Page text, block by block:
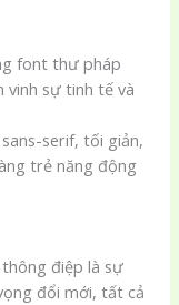
font thư pháp
vinh sự tinh tế và
serif, tối giản,
trẻ năng động
điệp là sự
đổi mới, tất cả